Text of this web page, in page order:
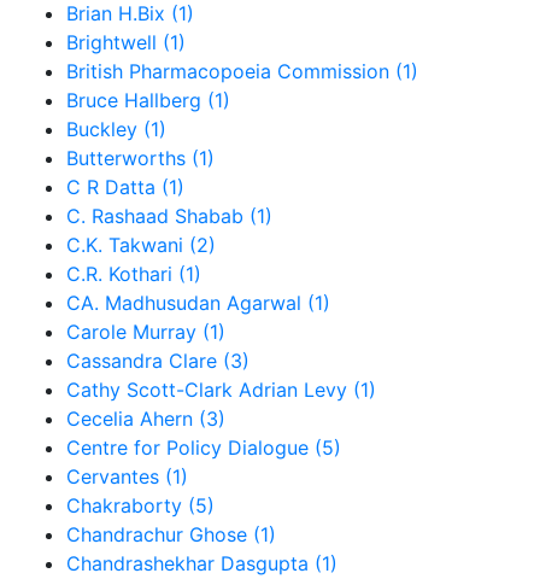
Brian H.Bix (1)
Brightwell (1)
British Pharmacopoeia Commission (1)
Bruce Hallberg (1)
Buckley (1)
Butterworths (1)
C R Datta (1)
C. Rashaad Shabab (1)
C.K. Takwani (2)
C.R. Kothari (1)
CA. Madhusudan Agarwal (1)
Carole Murray (1)
Cassandra Clare (3)
Cathy Scott-Clark Adrian Levy (1)
Cecelia Ahern (3)
Centre for Policy Dialogue (5)
Cervantes (1)
Chakraborty (5)
Chandrachur Ghose (1)
Chandrashekhar Dasgupta (1)